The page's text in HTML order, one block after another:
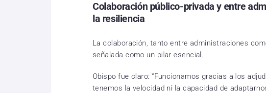
Colaboración público-privada y entre
la resiliencia
La colaboración, tanto entre administraciones
señalada como un pilar esencial.
Obispo fue claro: “Funcionamos gracias a los
tenemos la velocidad ni la capacidad de